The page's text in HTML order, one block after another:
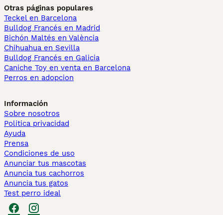
Otras páginas populares
Teckel en Barcelona
Bulldog Francés en Madrid
Bichón Maltés en València
Chihuahua en Sevilla
Bulldog Francés en Galicia
Caniche Toy en venta en Barcelona
Perros en adopcion
Información
Sobre nosotros
Politica privacidad
Ayuda
Prensa
Condiciones de uso
Anunciar tus mascotas
Anuncia tus cachorros
Anuncia tus gatos
Test perro ideal